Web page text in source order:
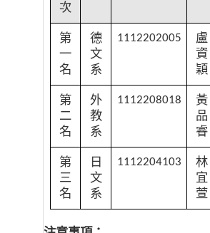
次
第
一
名
德
文
系
1112202005
盧
資
穎
第
二
名
外
教
系
1112208018
黃
品
睿
第
三
名
日
文
系
1112204103
林
宜
萱